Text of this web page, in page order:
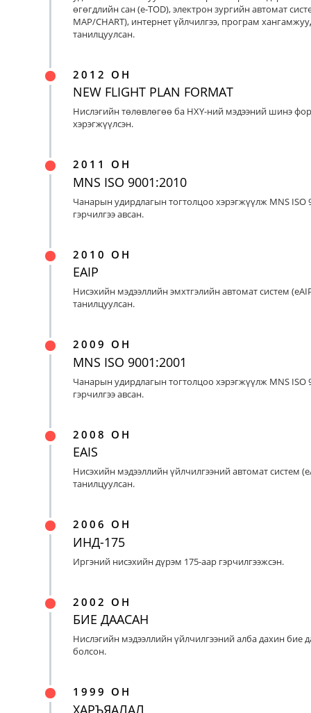
өгөгдлийн сан (e-TOD), электрон зургийн автомат
MAP/CHART), интернет үйлчилгээ, програм
танилцуулсан.
2012 ОН
NEW FLIGHT PLAN FORMAT
Нислэгийн төлөвлөгөө ба НХҮ-ний мэдээний шинэ
хэрэгжүүлсэн.
2011 ОН
MNS ISO 9001:2010
Чанарын удирдлагын тогтолцоо хэрэгжүүлж MNS ISO
гэрчилгээ авсан.
2010 ОН
EAIP
Нисэхийн мэдээллийн эмхтгэлийн автомат систем
танилцуулсан.
2009 ОН
MNS ISO 9001:2001
Чанарын удирдлагын тогтолцоо хэрэгжүүлж MNS ISO
гэрчилгээ авсан.
2008 ОН
EAIS
Нисэхийн мэдээллийн үйлчилгээний автомат систем
танилцуулсан.
2006 ОН
ИНД-175
Иргэний нисэхийн дүрэм 175-аар гэрчилгээжсэн.
2002 ОН
БИЕ ДААСАН
Нислэгийн мэдээллийн үйлчилгээний алба дахин бие
болсон.
1999 ОН
ХАРЪЯАЛАЛ